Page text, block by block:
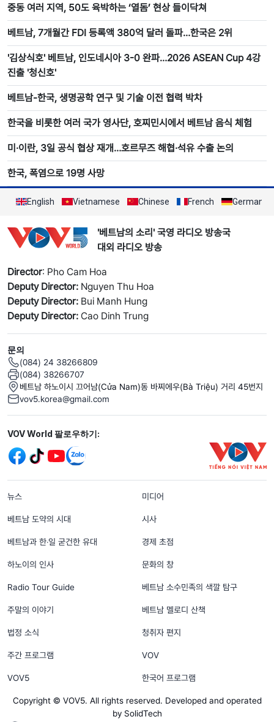
중동 여러 지역, 50도 육박하는 ‘열돔’ 현상 들이닥쳐
베트남, 7개월간 FDI 등록액 380억 달러 돌파…한국은 2위
'김상식호' 베트남, 인도네시아 3-0 완파…2026 ASEAN Cup 4강
진출 '청신호'
베트남-한국, 생명공학 연구 및 기술 이전 협력 박차
한국을 비롯한 여러 국가 영사단, 호찌민시에서 베트남 음식 체험
미·이란, 3일 공식 협상 재개…호르무즈 해협·석유 수출 논의
한국, 폭염으로 19명 사망
English Vietnamese Chinese French German
'베트남의 소리' 국영 라디오 방송국
대외 라디오 방송
Director: Pho Cam Hoa
Deputy Director: Nguyen Thu Hoa
Deputy Director: Bui Manh Hung
Deputy Director: Cao Dinh Trung
문의
(084) 24 38266809
(084) 38266707
베트남 하노이시 끄어남(Cửa Nam)동 바찌에우(Bà Triệu) 거리 45번지
vov5.korea@gmail.com
Mạng xã hội
VOV World 팔로우하기:
menu footer tiếng Hàn
뉴스 미디어
베트남 도약의 시대 시사
베트남과 한‧일 굳건한 유대 경제 초점
하노이의 인사 문화의 창
Radio Tour Guide 베트남 소수민족의 색깔 탐구
주말의 이야기 베트남 멜로디 산책
법정 소식 청취자 편지
주간 프로그램 VOV
VOV5 한국어 프로그램
Copyright © VOV5. All rights reserved. Developed and operated
by SolidTech